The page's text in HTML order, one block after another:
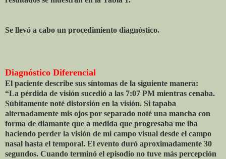
Se llevó a cabo un procedimiento diagnóstico.
Diagnóstico Diferencial
El paciente describe sus síntomas de la siguiente manera:
“La pérdida de visión sucedió a las 7:07 PM mientras cenaba.
Súbitamente noté distorsión en la visión. Si tapaba
alternadamente mis ojos por separado noté una mancha con
forma de diamante que a medida que progresaba me iba
haciendo perder la visión de mi campo visual desde el campo
nasal hasta el temporal. El evento duró aproximadamente 30
segundos. Cuando terminó el episodio no tuve más percepción